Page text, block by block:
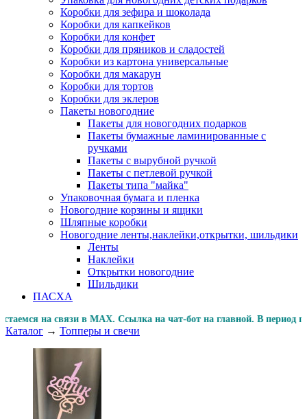
Коробки для зефира и шоколада
Коробки для капкейков
Коробки для конфет
Коробки для пряников и сладостей
Коробки из картона универсальные
Коробки для макарун
Коробки для тортов
Коробки для эклеров
Пакеты новогодние
Пакеты для новогодних подарков
Пакеты бумажные ламинированные с
ручками
Пакеты с вырубной ручкой
Пакеты с петлевой ручкой
Пакеты типа "майка"
Упаковочная бумага и пленка
Новогодние корзины и ящики
Шляпные коробки
Новогодние ленты,наклейки,открытки, шильдики
Ленты
Наклейки
Открытки новогодние
Шильдики
ПАСХА
на связи в MAX. Ссылка на чат-бот на главной. В
Каталог → Топперы и свечи